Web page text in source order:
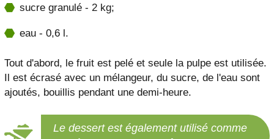
sucre granulé - 2 kg;
eau - 0,6 l.
Tout d'abord, le fruit est pelé et seule la pulpe est utilisée.
Il est écrasé avec un mélangeur, du sucre, de l'eau sont
ajoutés, bouillis pendant une demi-heure.
Le dessert est également utilisé comme